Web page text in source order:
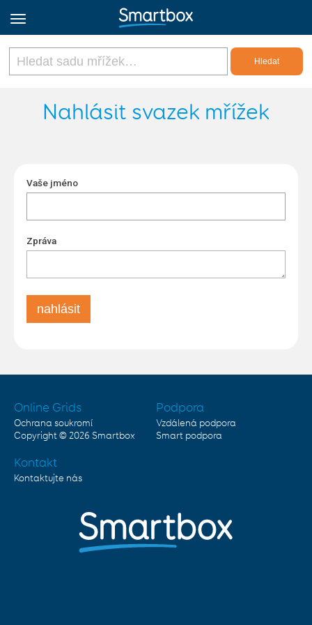
Online Grids
Nahlásit svazek mřížek
Vaše jméno
Zpráva
Online Grids
Ochrana soukromí
Copyright © 2026 Smartbox
Podpora
Vzdálená podpora
Smart podpora
Kontakt
Kontaktujte nás